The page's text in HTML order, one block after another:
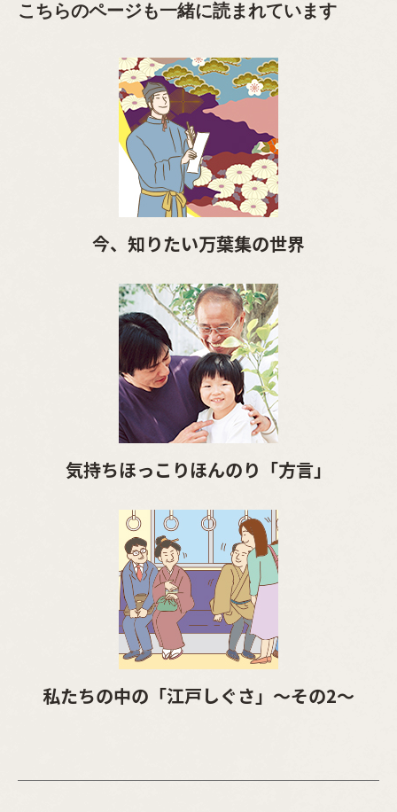
こちらのページも一緒に読まれています
今、知りたい万葉集の世界
気持ちほっこりほんのり「方言」
私たちの中の「江戸しぐさ」～その2～